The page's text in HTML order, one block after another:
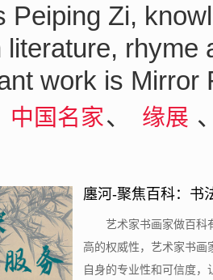
Peiping Zi,
literature, rhyme
work is Mirror
中国名家、 缘展
廛河-聚焦百科：书
艺术家书画家做百科
高的权威性，艺术家书画
自身的专业性和可信度